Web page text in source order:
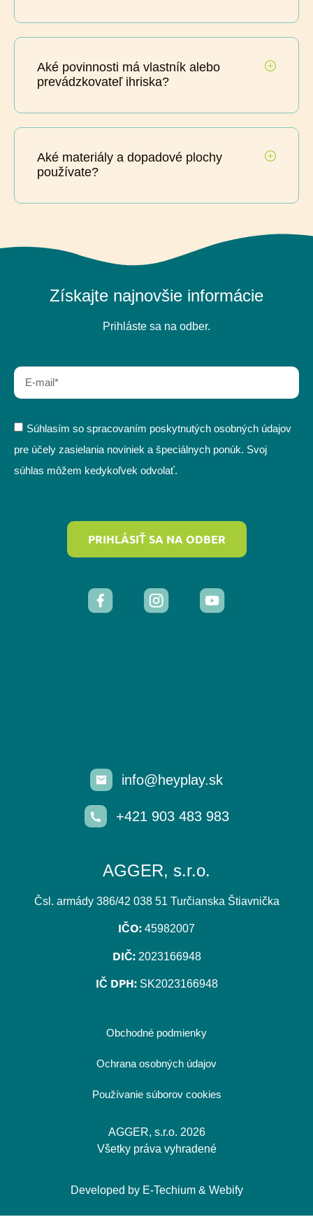
Aké povinnosti má vlastník alebo
prevádzkovateľ ihriska?
Aké materiály a dopadové plochy
používate?
info@heyplay.sk
+421 903 483 983
AGGER, s.r.o.
Čsl. armády 386/42 038 51 Turčianska Štiavnička
IČO: 45982007
DIČ: 2023166948
IČ DPH: SK2023166948
Získajte najnovšie informácie
Prihláste sa na odber.
Súhlasím so spracovaním poskytnutých osobných údajov
pre účely zasielania noviniek a špeciálnych ponúk. Svoj
súhlas môžem kedykoľvek odvolať.
PRIHLÁSIŤ SA NA ODBER
Obchodné podmienky
Ochrana osobných údajov
Používanie súborov cookies
AGGER, s.r.o. 2026
Všetky práva vyhradené
Developed by E-Techium& Webify